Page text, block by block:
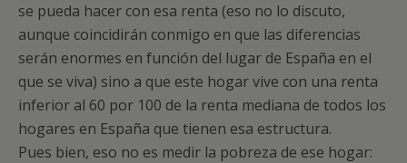
se pueda hacer con esa renta (eso no lo discuto,
aunque coincidirán conmigo en que las diferencias
serán enormes en función del lugar de España en el
que se viva) sino a que este hogar vive con una renta
inferior al 60 por 100 de la renta mediana de todos los
hogares en España que tienen esa estructura.
Pues bien, eso no es medir la pobreza de ese hogar: